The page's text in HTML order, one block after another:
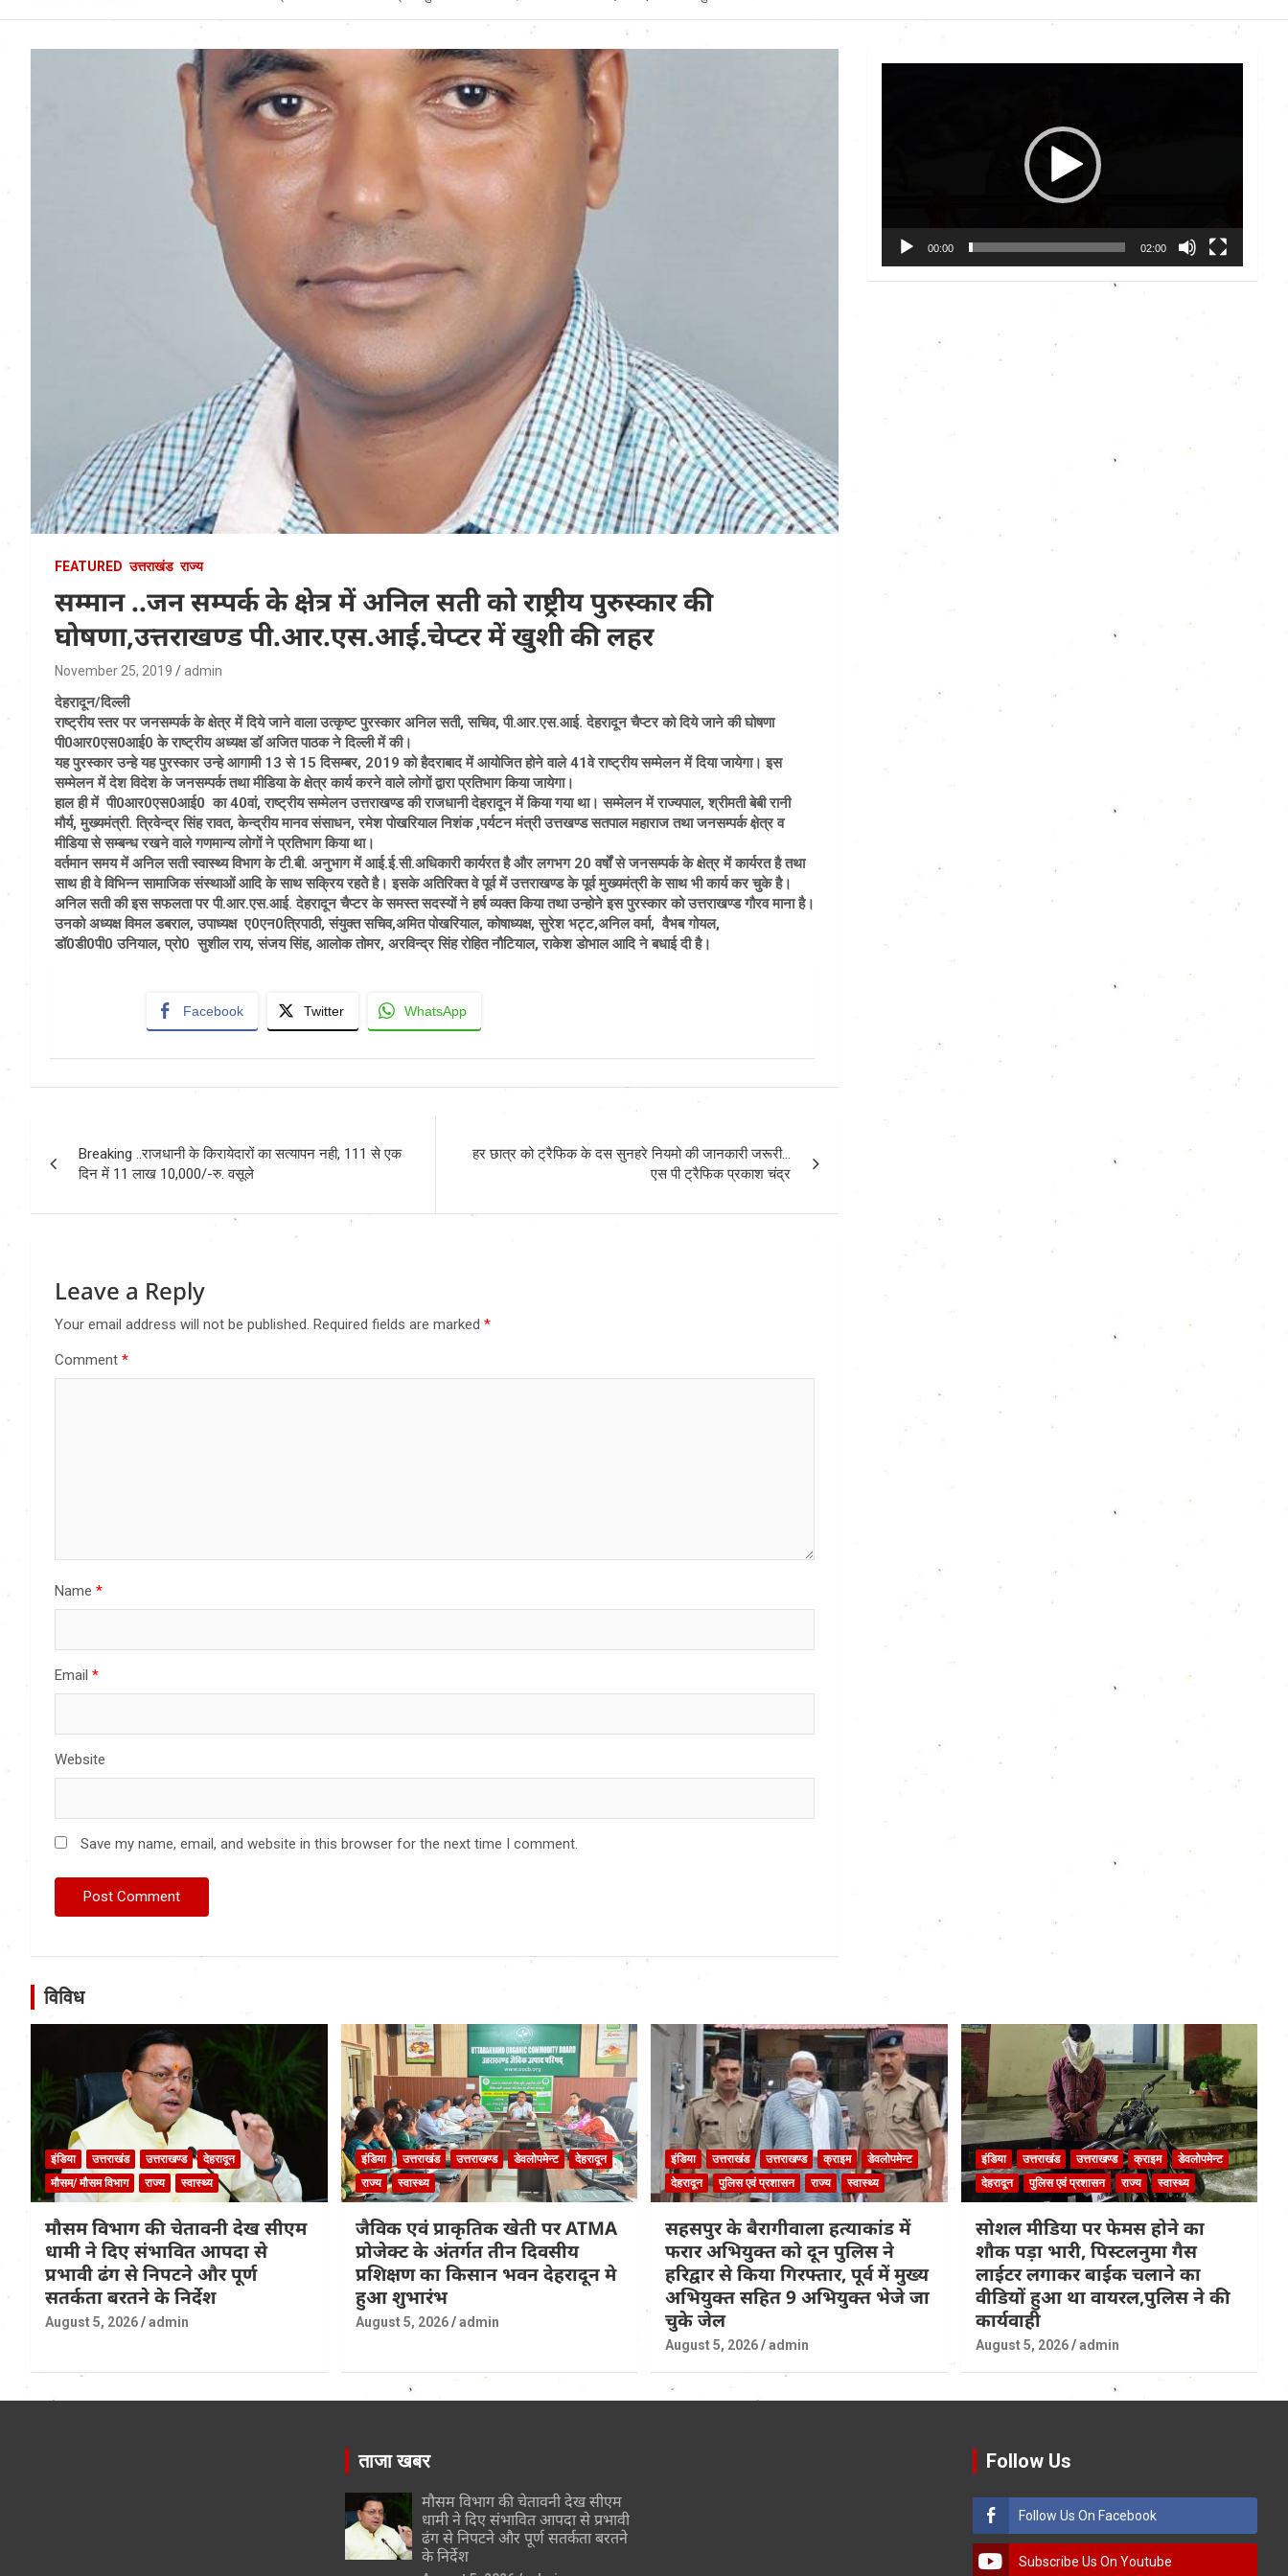
Uttarakhand News in
FEATURED उत्तराखंड राज्य
सम्मान ..जन सम्पर्क के क्षेत्र में अनिल सती को राष्ट्रीय पुरुस्कार की
घोषणा,उत्तराखण्ड पी.आर.एस.आई.चेप्टर में खुशी की लहर
November 25, 2019 admin
देहरादून/दिल्ली
राष्ट्रीय स्तर पर जनसम्पर्क के क्षेत्र में दिये जाने वाला उत्कृष्ट पुरस्कार अनिल सती, सचिव, पी.आर.एस.आई. देहरादून चैप्टर को दिये जाने की घोषणा
पी0आर0एस0आई0 के राष्ट्रीय अध्यक्ष डॉ अजित पाठक ने दिल्ली में की।
यह पुरस्कार उन्हे यह पुरस्कार उन्हे आगामी 13 से 15 दिसम्बर, 2019 को हैदराबाद में आयोजित होने वाले 41वे राष्ट्रीय सम्मेलन में दिया जायेगा। इस
सम्मेलन में देश विदेश के जनसम्पर्क तथा मीडिया के क्षेत्र कार्य करने वाले लोगों द्वारा प्रतिभाग किया जायेगा।
हाल ही में पी0आर0एस0आई0 का 40वां, राष्ट्रीय सम्मेलन उत्तराखण्ड की राजधानी देहरादून में किया गया था। सम्मेलन में राज्यपाल, श्रीमती बेबी रानी
मौर्य, मुख्यमंत्री. त्रिवेन्द्र सिंह रावत, केन्द्रीय मानव संसाधन, रमेश पोखरियाल निशंक ,पर्यटन मंत्री उत्तखण्ड सतपाल महाराज तथा जनसम्पर्क क्षे़त्र व
मीडिया से सम्बन्ध रखने वाले गणमान्य लोगों ने प्रतिभाग किया था।
वर्तमान समय में अनिल सती स्वास्थ्य विभाग के टी.बी. अनुभाग में आई.ई.सी.अधिकारी कार्यरत है और लगभग 20 वर्षों से जनसम्पर्क के क्षेत्र में कार्यरत है तथा
साथ ही वे विभिन्न सामाजिक संस्थाओं आदि के साथ सक्रिय रहतेे है। इसके अतिरिक्त वे पूर्व में उत्तराखण्ड के पूर्व मुख्यमंत्री के साथ भी कार्य कर चुके है।
अनिल सती की इस सफलता पर पी.आर.एस.आई. देहरादून चैप्टर के समस्त सदस्यों ने हर्ष व्यक्त किया तथा उन्होने इस पुरस्कार को उत्तराखण्ड गौरव माना है।
उनको अध्यक्ष विमल डबराल, उपाध्यक्ष ए0एन0त्रिपाठी, संयुक्त सचिव,अमित पोखरियाल, कोषाध्यक्ष, सुरेश भट्ट,अनिल वर्मा, वैभब गोयल,
डॉ0डी0पी0 उनियाल, प्रो0 सुशील राय, संजय सिंह, आलोक तोमर, अरविन्द्र सिंह रोहित नौटियाल, राकेश डोभाल आदि ने बधाई दी है।
Facebook Twitter WhatsApp
navigation
Breaking ..राजधानी के किरायेदारों का सत्यापन नही, 111 से एक
दिन में 11 लाख 10,000/-रु. वसूले
हर छात्र को ट्रैफिक के दस सुनहरे नियमो की जानकारी जरूरी…
एस पी ट्रैफिक प्रकाश चंद्र
Leave a Reply
Your email address will not be published. Required fields are marked *
Comment *
Name *
Email *
Website
Save my name, email, and website in this browser for the next time I comment.
00:00 02:00
विविध
इंडिया उत्तराखंड उत्तराखण्ड
देहरादून
मौसम/ मौसम विभाग
राज्य स्वास्थ्य
मौसम विभाग की चेतावनी देख सीएम
धामी ने दिए संभावित आपदा से
प्रभावी ढंग से निपटने और पूर्ण
सतर्कता बरतने के निर्देश
August 5, 2026 admin
इंडिया उत्तराखंड उत्तराखण्ड डेवलोपमेन्ट
देहरादून
राज्य
स्वास्थ्य
जैविक एवं प्राकृतिक खेती पर ATMA
प्रोजेक्ट के अंतर्गत तीन दिवसीय
प्रशिक्षण का किसान भवन देहरादून मे
हुआ शुभारंभ
August 5, 2026 admin
इंडिया उत्तराखंड उत्तराखण्ड क्राइम
डेवलोपमेन्ट
देहरादून
पुलिस एवं प्रशासन राज्य स्वास्थ्य
सहसपुर के बैरागीवाला हत्याकांड में
फरार अभियुक्त को दून पुलिस ने
हरिद्वार से किया गिरफ्तार, पूर्व में मुख्य
अभियुक्त सहित 9 अभियुक्त भेजे जा
चुके जेल
August 5, 2026 admin
इंडिया उत्तराखंड उत्तराखण्ड क्राइम
डेवलोपमेन्ट
देहरादून
पुलिस एवं प्रशासन राज्य स्वास्थ्य
सोशल मीडिया पर फेमस होने का
शौक पड़ा भारी, पिस्टलनुमा गैस
लाईटर लगाकर बाईक चलाने का
वीडियों हुआ था वायरल,पुलिस ने की
कार्यवाही
August 5, 2026 admin
ताजा खबर
मौसम विभाग की चेतावनी देख सीएम
धामी ने दिए संभावित आपदा से प्रभावी
ढंग से निपटने और पूर्ण सतर्कता बरतने
के निर्देश
Follow Us
Follow Us On Facebook
Subscribe Us On Youtube